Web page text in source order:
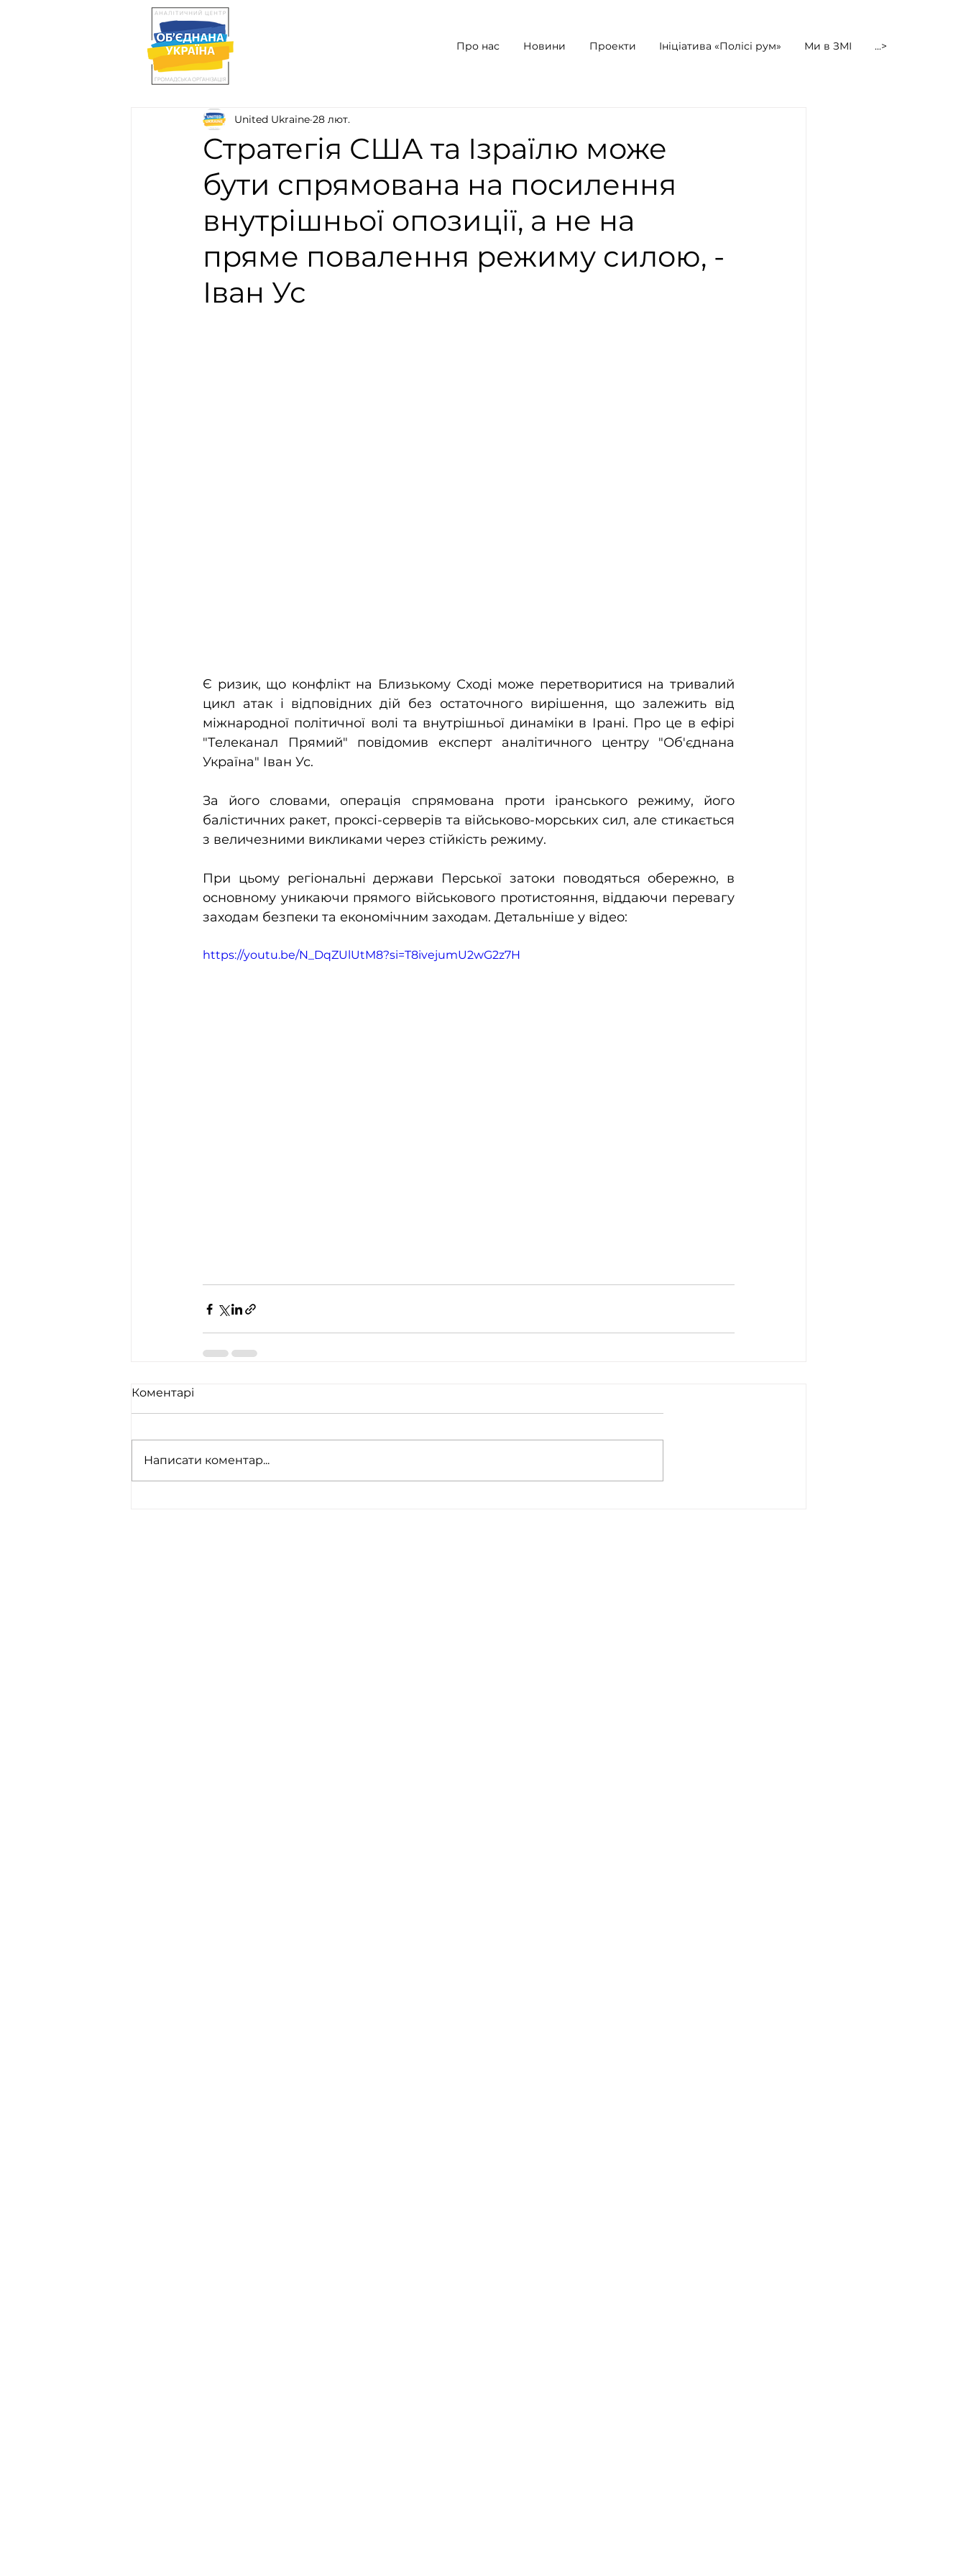
Про нас Новини Проекти Ініціатива «Полісі рум» Ми в ЗМІ ...>
Стратегія США та Ізраїлю може
бути спрямована на посилення
внутрішньої опозиції, а не на
пряме повалення режиму силою, -
Іван Ус
United Ukraine 28 лют.
Є ризик, що конфлікт на Близькому Сході може перетворитися на тривалий
цикл атак і відповідних дій без остаточного вирішення, що залежить від
міжнародної політичної волі та внутрішньої динаміки в Ірані. Про це в ефірі
"Телеканал Прямий" повідомив експерт аналітичного центру "Об'єднана
Україна" Іван Ус.
За його словами, операція спрямована проти іранського режиму, його
балістичних ракет, проксі-серверів та військово-морських сил, але стикається
з величезними викликами через стійкість режиму.
При цьому регіональні держави Перської затоки поводяться обережно, в
основному уникаючи прямого військового протистояння, віддаючи перевагу
заходам безпеки та економічним заходам. Детальніше у відео:
https://youtu.be/N_DqZUlUtM8?si=T8ivejumU2wG2z7H
Коментарі
Написати коментар...